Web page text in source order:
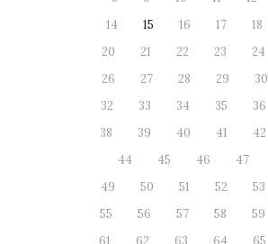
14
15 16 17 18
20
21 22 23 24
26
27 28 29 30
32
33 34 35 36
38
39 40 41 42
44
45 46 47
49
50 51 52 53
55
56 57 58 59